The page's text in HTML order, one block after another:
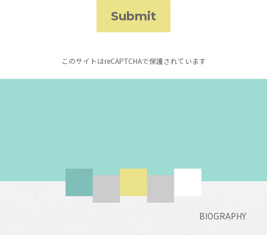
このサイトはreCAPTCHAで保護されています
BIOGRAPHY